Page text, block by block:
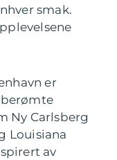
smak.
er
Ny Carlsberg
Louisiana
av